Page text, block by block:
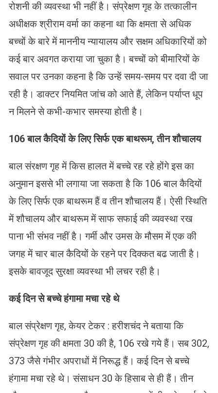
रोशनी की व्यवस्था भी नहीं है। संप्रेक्षण गृह के तत्कालीन
अधीक्षक श्रीराम वर्मा का कहना था कि क्षमता से अधिक
बच्चों के बारे में माननीय न्यायालय और सक्षम अधिकारियों को
कई बार अवगत कराया जा चुका है। बच्चों को बीमारियों के
सवाल पर उनका कहना है कि उन्हें समय-समय पर दवा दी जा
रही है। डाक्टर नियमित जांच को आते हैं, लेकिन पर्याप्त धूप
न मिलने से कभी-कभार समस्या होती है।
106 बाल कैदियों के लिए सिर्फ एक बाथरूम,तीन शौचालय
बाल संरक्षण गृह में किस हालत में बच्चे रह रहे होंगे इस का
अनुमान इससे भी लगाया जा सकता है कि 106 बाल कैदियों
के लिए सिर्फ एक बाथरूम हैं व तीन शौचालय हैं। ऐसी स्थिति
में शौचालय और बाथरूम में साफ सफाई की व्यवस्था रख
पाना भी संभव नहीं है। गर्मी और उमस के मौसम में एक की
जगह में चार बाल कैदियों के रहने पर दिक्कत बढ जाती है।
इसके बावजूद सुरक्षा व्यवस्था भी लचर रही है।
कई दिन से बच्चे हंगामा मचा रहे थे
बाल संप्रेक्षण गृह, केयर टेकर : हरीशचंद ने बताया कि
संप्रेक्षण गृह की क्षमता 30 की है, 106 रखे गये हैं। सब 302,
373 जैसे गंभीर अपराधों में निरूद्ध हैं। कई दिन से बच्चे
हंगामा मचा रहे थे। संसाधन 30 के हिसाब से ही हैं। तीन